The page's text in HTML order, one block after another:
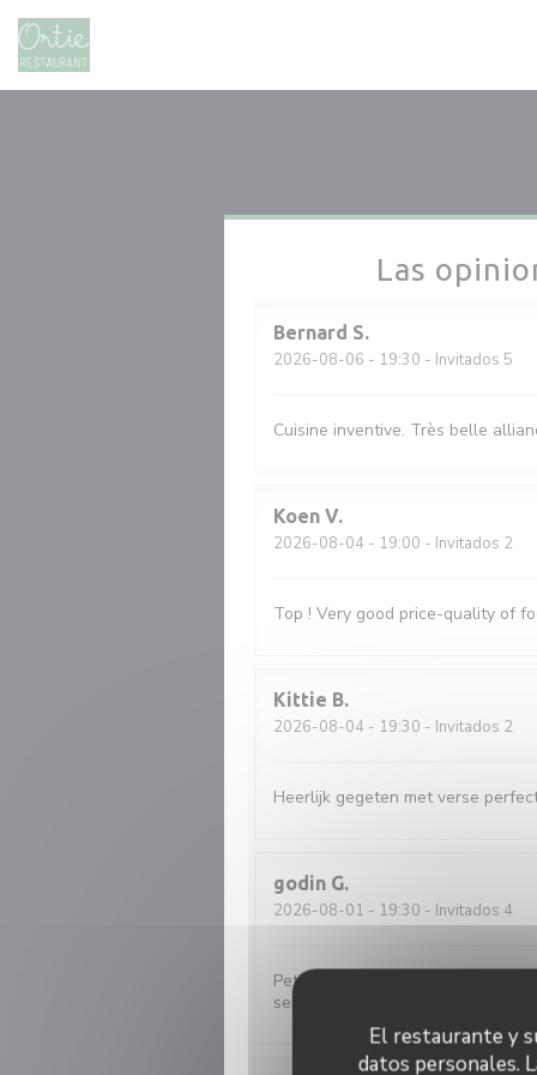
Personalización de sus opciones de cookies
El restaurante y
datos personales.
Las
Bernard S
2026-08-06 - 19:30 - Invitados 5
Cuisine inventive. Très belle
Koen V
2026-08-04 - 19:00 - Invitados 2
Top ! Very good price-quality of
Kittie B
2026-08-04 - 19:30 - Invitados 2
Heerlijk gegeten met verse
godin G
2026-08-01 - 19:30 - Invitados 4
Petite façade sans prétention ,
serveuses souriante et agréable.